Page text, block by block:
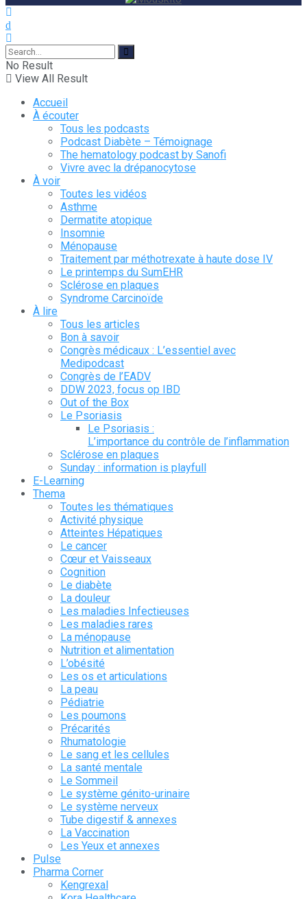
No Result
View All Result
Accueil
À écouter
Tous les podcasts
Podcast Diabète – Témoignage
The hematology podcast by Sanofi
Vivre avec la drépanocytose
À voir
Toutes les vidéos
Asthme
Dermatite atopique
Insomnie
Ménopause
Traitement par méthotrexate à haute dose IV
Le printemps du SumEHR
Sclérose en plaques
Syndrome Carcinoïde
À lire
Tous les articles
Bon à savoir
Congrès médicaux : L’essentiel avec
Medipodcast
Congrès de l’EADV
DDW 2023, focus op IBD
Out of the Box
Le Psoriasis
Le Psoriasis :
L’importance du contrôle de l’inflammation
Sclérose en plaques
Sunday : information is playfull
E-Learning
Thema
Toutes les thématiques
Activité physique
Atteintes Hépatiques
Le cancer
Cœur et Vaisseaux
Cognition
Le diabète
La douleur
Les maladies Infectieuses
Les maladies rares
La ménopause
Nutrition et alimentation
L’obésité
Les os et articulations
La peau
Pédiatrie
Les poumons
Précarités
Rhumatologie
Le sang et les cellules
La santé mentale
Le Sommeil
Le système génito-urinaire
Le système nerveux
Tube digestif & annexes
La Vaccination
Les Yeux et annexes
Pulse
Pharma Corner
Kengrexal